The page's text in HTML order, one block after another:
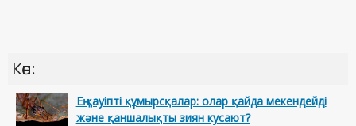
Көп:
Ең қауіпті құмырсқалар: олар қайда мекендейді
және қаншалықты зиян кусают?